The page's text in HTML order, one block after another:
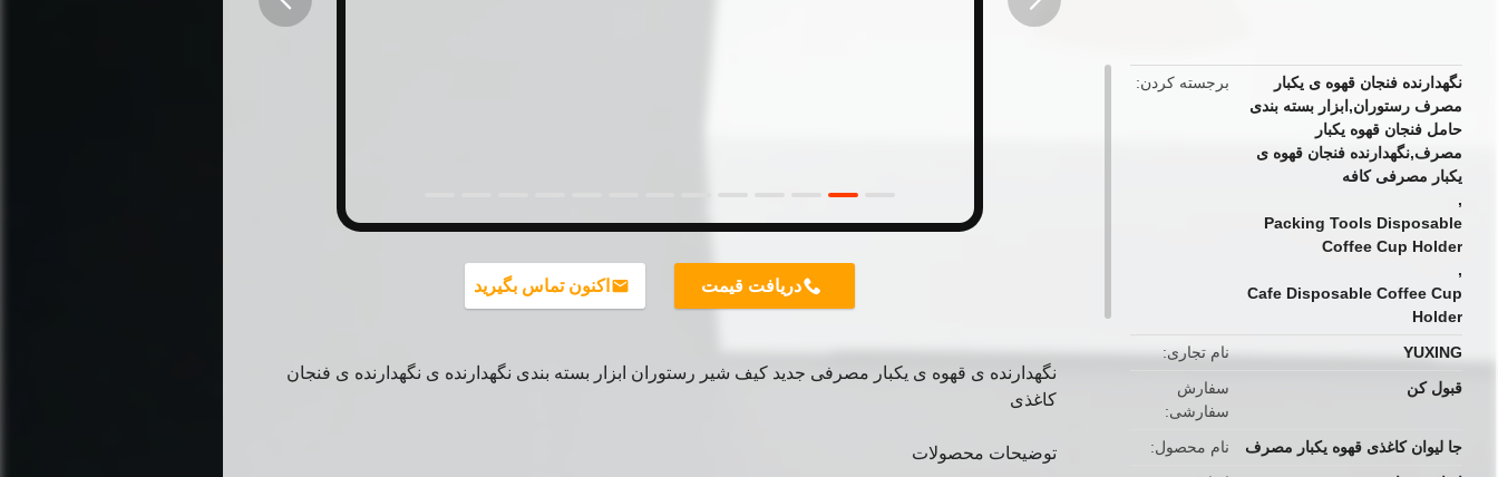
برجسته کردن
نگهدارنده فنجان قهوه ی یکبار
مصرف رستوران,ابزار بسته بندی
حامل فنجان قهوه یکبار
مصرف,نگهدارنده فنجان قهوه ی
یکبار مصرفی کافه
,
Packing Tools Disposable
Coffee Cup Holder
,
Cafe Disposable Coffee Cup
Holder
نام تجاری
YUXING
سفارش
سفارشی
قبول کن
نام محصول
جا لیوان کاغذی قهوه یکبار مصرف
دریافت قیمت اکنون تماس بگیرید
نگهدارنده ی قهوه ی یکبار مصرفی جدید کیف شیر رستوران ابزار بسته بندی نگهدارنده ی نگهدارنده ی فنجان
کاغذی
توضیحات محصولات